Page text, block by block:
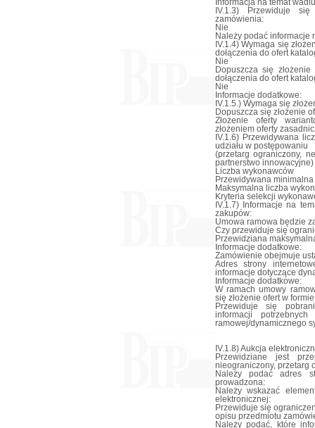
Informacja na temat
IV.1.3) Przewiduje
zamówienia:
Nie
Należy podać informacje
IV.1.4) Wymaga się
dołączenia do ofert
Nie
Dopuszcza się
dołączenia do ofert
Nie
Informacje dodatkowe:
IV.1.5.) Wymaga się
Dopuszcza się złożenie
Złożenie oferty
złożeniem oferty
IV.1.6) Przewidywana
udziału w postępowaniu
(przetarg ograniczony,
partnerstwo innowacyjne)
Liczba wykonawców
Przewidywana
Maksymalna liczba
Kryteria selekcji
IV.1.7) Informacje na
zakupów:
Umowa ramowa będzie
Czy przewiduje się
Przewidziana
Informacje dodatkowe:
Zamówienie obejmuje
Adres strony
informacje dotyczące
Informacje dodatkowe:
W ramach umowy
się złożenie ofert w
Przewiduje się
informacji
ramowej/dynamicznego
IV.1.8) Aukcja
Przewidziane jest
nieograniczony, przetarg
Należy podać adres
prowadzona:
Należy wskazać
elektronicznej:
Przewiduje się
opisu przedmiotu
Należy podać, które